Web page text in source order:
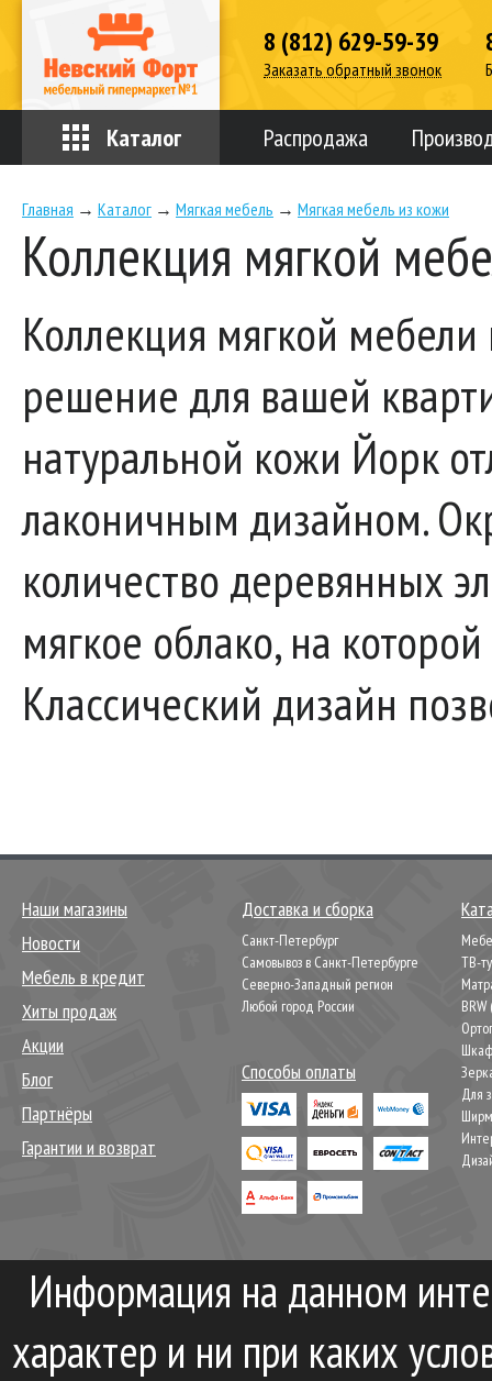
8 (812) 629-59-39
Заказать обратный звонок
Каталог Распродажа
Главная → Каталог → Мягкая мебель → Мягкая мебель из кожи
Коллекция мягкой
Коллекция мягкой
решение для вашей
натуральной кожи Йорк
лаконичным дизайном.
количество деревянных
мягкое облако, на
Классический дизайн
Наши магазины
Новости
Мебель в кредит
Хиты продаж
Акции
Блог
Партнёры
Гарантии и возврат
Доставка и сборка
Санкт-Петербург
Самовывоз в Санкт-Петербурге
Северно-Западный регион
Любой город России
Способы оплаты
ТВ-
Для
Информация на данном
характер и ни при каких